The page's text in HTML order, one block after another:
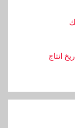
انتاج